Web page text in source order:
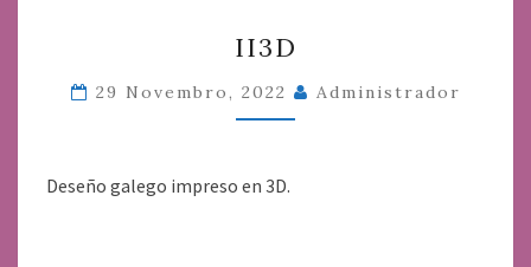
II3D
29 Novembro, 2022 Administrador
Deseño galego impreso en 3D.